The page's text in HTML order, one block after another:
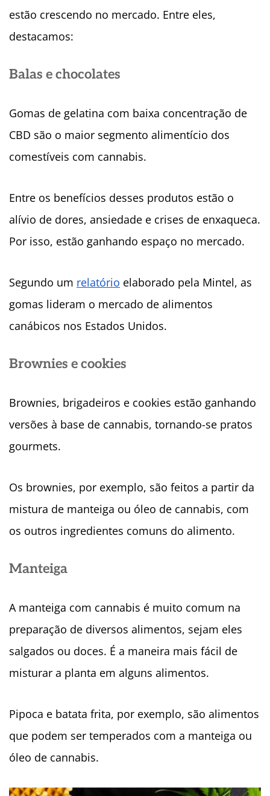
estão crescendo no mercado. Entre eles,
destacamos:
Balas e chocolates
Gomas de gelatina com baixa concentração de
CBD são o maior segmento alimentício dos
comestíveis com cannabis.
Entre os benefícios desses produtos estão o
alívio de dores, ansiedade e crises de enxaqueca.
Por isso, estão ganhando espaço no mercado.
Segundo um relatório elaborado pela Mintel, as
gomas lideram o mercado de alimentos
canábicos nos Estados Unidos.
Brownies e cookies
Brownies, brigadeiros e cookies estão ganhando
versões à base de cannabis, tornando-se pratos
gourmets.
Os brownies, por exemplo, são feitos a partir da
mistura de manteiga ou óleo de cannabis, com
os outros ingredientes comuns do alimento.
Manteiga
A manteiga com cannabis é muito comum na
preparação de diversos alimentos, sejam eles
salgados ou doces. É a maneira mais fácil de
misturar a planta em alguns alimentos.
Pipoca e batata frita, por exemplo, são alimentos
que podem ser temperados com a manteiga ou
óleo de cannabis.